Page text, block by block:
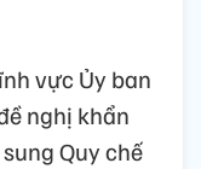
vực Ủy ban
nghị khẩn
Quy chế